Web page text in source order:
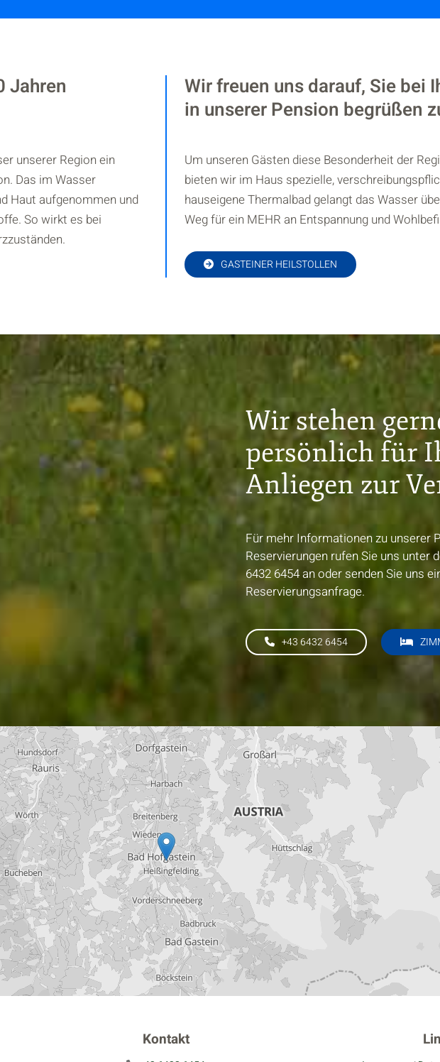
Jahren
unserer Region ein
Das im Wasser
Haut aufgenommen und
So wirkt es bei
Wir freuen uns darauf, Sie bei
in unserer Pension begrüßen
Um unseren Gästen diese Besonderheit der
bieten wir im Haus spezielle,
hauseigene Thermalbad gelangt das Wasser
Weg für ein MEHR an Entspannung und
GASTEINER HEILSTOLLEN
Wir stehen
persönlich für
Anliegen zur
Für mehr Informationen zu unserer
Reservierungen rufen Sie uns unter
6432 6454an oder senden Sie uns
Reservierungsanfrage.
+43 6432 6454
Kontakt